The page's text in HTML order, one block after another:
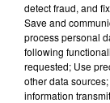
detect fraud, and
Save and
process personal
following
requested; Use
other data
information